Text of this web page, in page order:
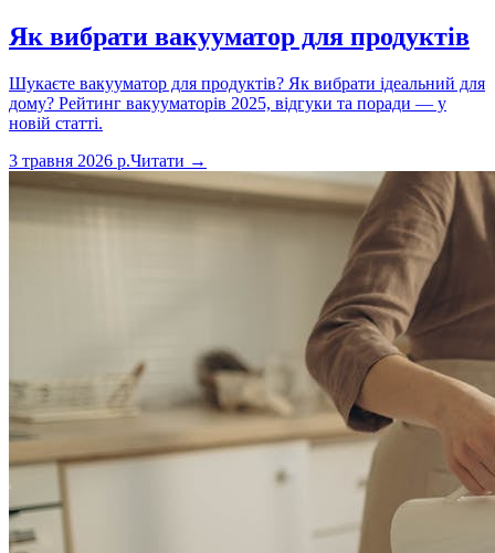
Як вибрати вакууматор для продуктів
Шукаєте вакууматор для продуктів? Як вибрати ідеальний для
дому? Рейтинг вакууматорів 2025, відгуки та поради — у
новій статті.
3 травня 2026 р.Читати →